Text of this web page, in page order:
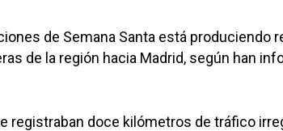
de Semana Santa está produciendo
de la región hacia Madrid, según han
registraban doce kilómetros de tráfico